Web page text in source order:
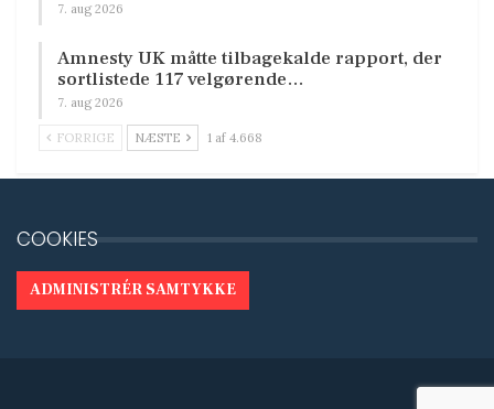
7. aug 2026
Amnesty UK måtte tilbagekalde rapport, der
sortlistede 117 velgørende…
7. aug 2026
FORRIGE NÆSTE 1 af 4.668
COOKIES
ADMINISTRÉR SAMTYKKE